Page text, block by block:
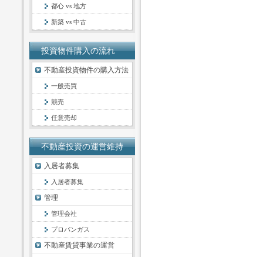
都心 vs 地方
新築 vs 中古
投資物件購入の流れ
不動産投資物件の購入方法
一般売買
競売
任意売却
不動産投資の運営維持
入居者募集
入居者募集
管理
管理会社
プロパンガス
不動産賃貸事業の運営